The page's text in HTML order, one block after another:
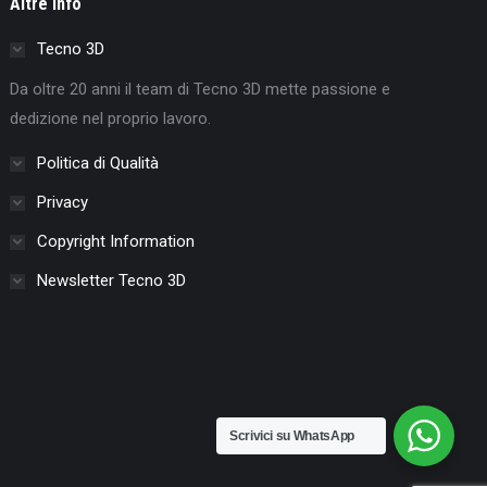
Tecno 3D
Da oltre 20 anni il team di Tecno 3D mette passione e
dedizione nel proprio lavoro.
Politica di Qualità
Privacy
Copyright Information
Newsletter Tecno 3D
Scrivici su WhatsApp